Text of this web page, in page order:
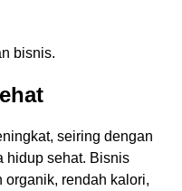
bisnis.
seiring dengan
hidup sehat. Bisnis
organik, rendah kalori,